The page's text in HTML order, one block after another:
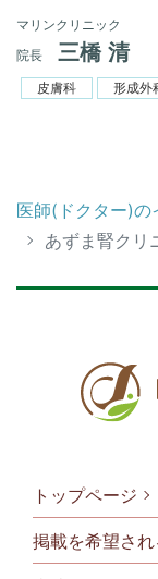
マリンクリニック
院長
三橋 清
皮膚科 形成外
医師(ドクター)の
あずま腎クリ
トップページ
掲載を希望さ